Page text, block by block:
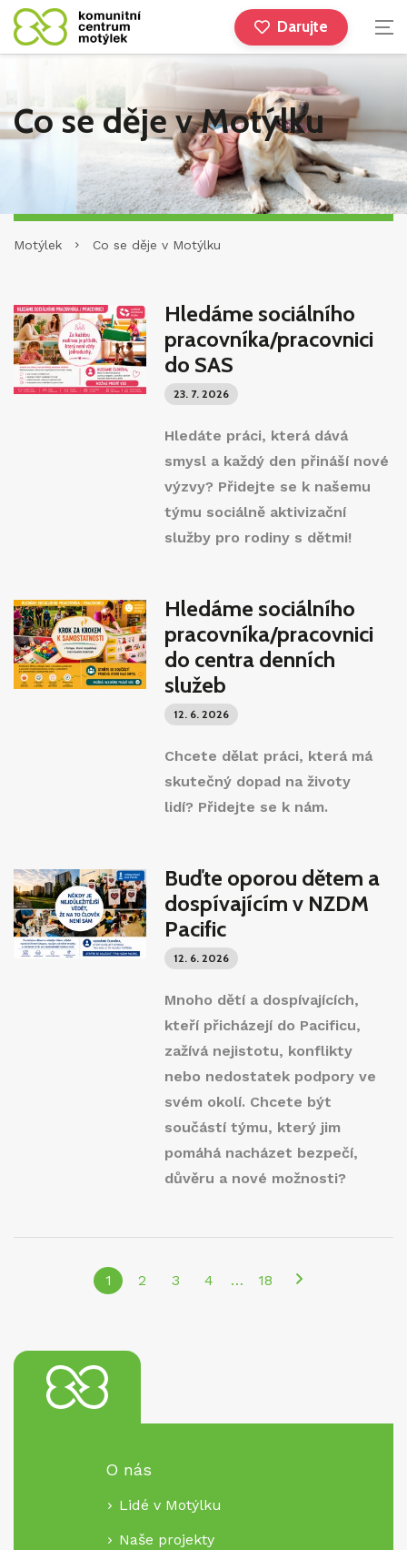
Darujte
Co se děje v Motýlku
Motýlek Co se děje v Motýlku
Hledáme sociálního
pracovníka/pracovnici
do SAS
23. 7. 2026
Hledáte práci, která dává
smysl a každý den přináší nové
výzvy? Přidejte se k našemu
týmu sociálně aktivizační
služby pro rodiny s dětmi!
Hledáme sociálního
pracovníka/pracovnici
do centra denních
služeb
12. 6. 2026
Chcete dělat práci, která má
skutečný dopad na životy
lidí? Přidejte se k nám.
Buďte oporou dětem a
dospívajícím v NZDM
Pacific
12. 6. 2026
Mnoho dětí a dospívajících,
kteří přicházejí do Pacificu,
zažívá nejistotu, konflikty
nebo nedostatek podpory ve
svém okolí. Chcete být
součástí týmu, který jim
pomáhá nacházet bezpečí,
důvěru a nové možnosti?
1 2 3 4 … 18
Následující
O nás
Lidé v Motýlku
Naše projekty